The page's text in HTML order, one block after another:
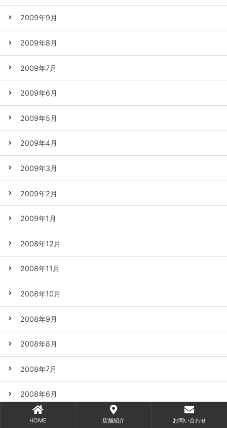
2009年9月
2009年8月
2009年7月
2009年6月
2009年5月
2009年4月
2009年3月
2009年2月
2009年1月
2008年12月
2008年11月
2008年10月
2008年9月
2008年8月
2008年7月
2008年6月
2008年5月
HOME 店舗紹介 お問い合わせ